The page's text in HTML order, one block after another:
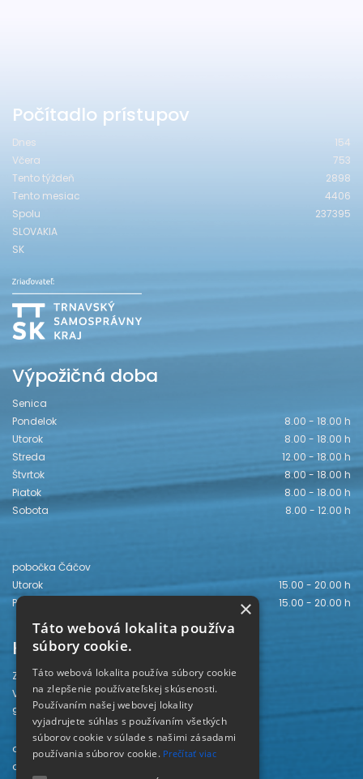
Počítadlo prístupov
Dnes
154
Včera
753
Tento týždeň
2898
Tento mesiac
4406
Spolu
237395
SLOVAKIA
SK
Výpožičná doba
Senica
Pondelok
8.00 - 18.00 h
Utorok
8.00 - 18.00 h
Streda
12.00 - 18.00 h
Štvrtok
8.00 - 18.00 h
Piatok
8.00 - 18.00 h
Sobota
8.00 - 12.00 h
pobočka Čáčov
Utorok
15.00 - 20.00 h
Piatok
15.00 - 20.00 h
Kontakt
Záhorská knižnica
Vajanského 28
905 01 Senica
odd. beletrie 034/654 3780
odd. odbornej literatúry 034/651 2710
×
Táto webová lokalita používa
súbory cookie.
Táto webová lokalita používa súbory cookie
na zlepšenie používateľskej skúsenosti.
Používaním našej webovej lokality
vyjadrujete súhlas s používaním všetkých
súborov cookie v súlade s našimi zásadami
používania súborov cookie. Prečítať viac